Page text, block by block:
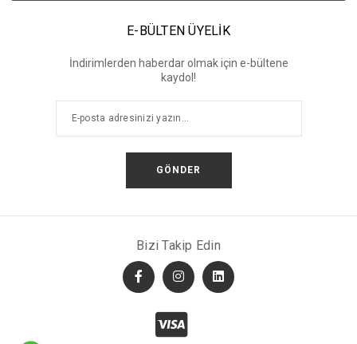
E-BÜLTEN ÜYELİK
İndirimlerden haberdar olmak için e-bültene
kaydol!
GÖNDER
Bizi Takip Edin